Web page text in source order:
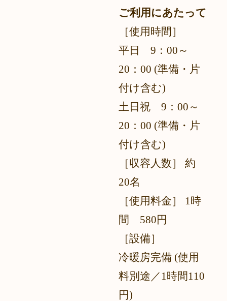
ご利用にあたって
［使用時間］
平日 9：00～
20：00 (準備・片
付け含む)
土日祝 9：00～
20： 00 (準備・片
付け含む)
［収容人数］ 約
20名
［使用料金］ 1時
間 580円
［設備］
冷暖房完備 (使用
料別途／1時間110
円)